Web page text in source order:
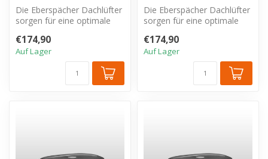
Die Eberspächer Dachlüfter
sorgen für eine optimale
Fahrzeuginnenr...
€174,90
Auf Lager
Die Eberspächer Dachlüfter
sorgen für eine optimale
Fahrzeuginnenr...
€174,90
Auf Lager